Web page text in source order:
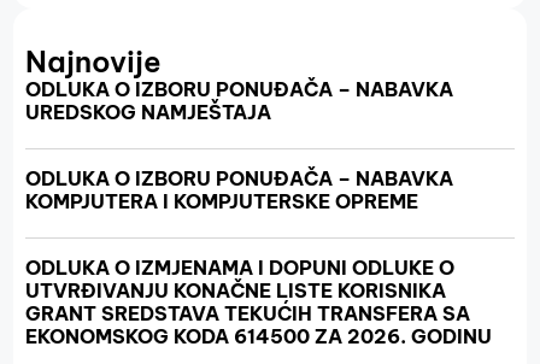
Najnovije
ODLUKA O IZBORU PONUĐAČA – NABAVKA
UREDSKOG NAMJEŠTAJA
ODLUKA O IZBORU PONUĐAČA – NABAVKA
KOMPJUTERA I KOMPJUTERSKE OPREME
ODLUKA O IZMJENAMA I DOPUNI ODLUKE O
UTVRĐIVANJU KONAČNE LISTE KORISNIKA
GRANT SREDSTAVA TEKUĆIH TRANSFERA SA
EKONOMSKOG KODA 614500 ZA 2026. GODINU